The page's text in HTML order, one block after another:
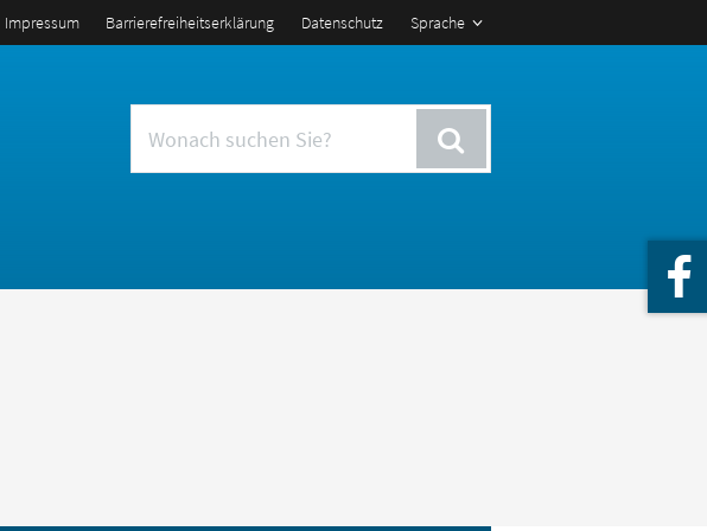
Sprache
Impressum Barrierefreiheitserklärung Datenschutz